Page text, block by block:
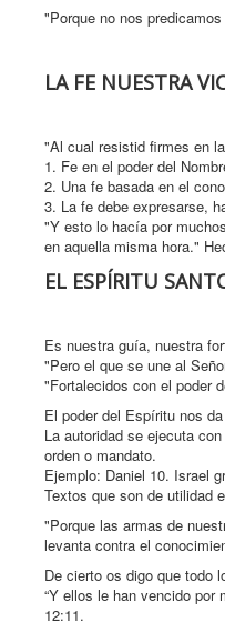
"Porque no nos
LA FE NUESTRA
"Al cual resistid firmes en
1. Fe en el poder del
2. Una fe basada en el
3. La fe debe expresarse,
"Y esto lo hacía por
en aquella misma hora."
EL ESPÍRITU
Es nuestra guía, nuestra
"Pero el que se une al
"Fortalecidos con el poder
El poder del Espíritu nos
La autoridad se ejecuta
orden o mandato.
Ejemplo: Daniel 10. Israel
Textos que son de utilidad
"Porque las armas de
levanta contra el
De cierto os digo que todo
“Y ellos le han vencido
12:11.